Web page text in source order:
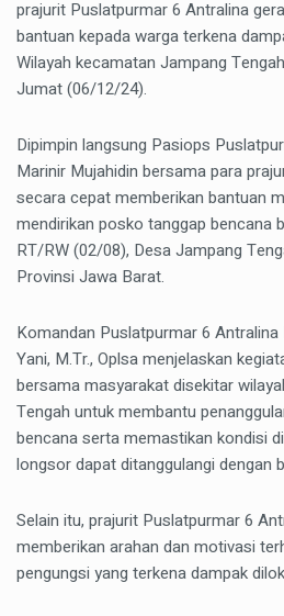
prajurit Puslatpurmar 6 Antralina
bantuan kepada warga terkena
Wilayah kecamatan Jampang
Jumat (06/12/24).
Dipimpin langsung Pasiops
Marinir Mujahidin bersama para
secara cepat memberikan bantuan
mendirikan posko tanggap bencana
RT/RW (02/08), Desa Jampang
Provinsi Jawa Barat.
Komandan Puslatpurmar 6
Yani, M.Tr., Oplsa menjelaskan
bersama masyarakat disekitar
Tengah untuk membantu
bencana serta memastikan kondisi
longsor dapat ditanggulangi dengan
Selain itu, prajurit Puslatpurmar 6
memberikan arahan dan motivasi
pengungsi yang terkena dampak